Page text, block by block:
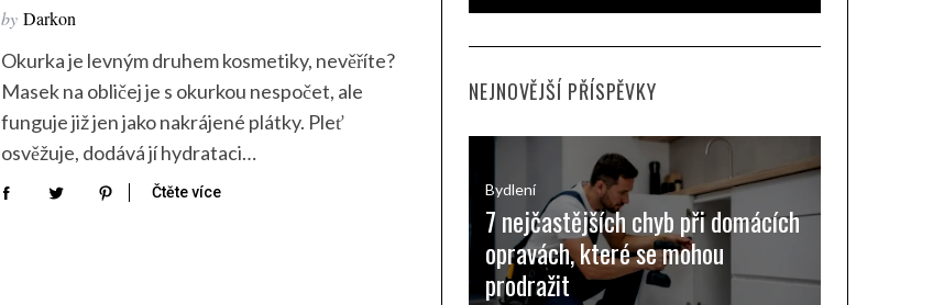
by Darkon
Okurka je levným druhem kosmetiky, nevěříte?
Masek na obličej je s okurkou nespočet, ale
funguje již jen jako nakrájené plátky. Pleť
osvěžuje, dodává jí hydrataci…
Čtěte více
c
A
C
NEJNOVĚJŠÍ PŘÍSPĚVKY
Bydlení
7 nejčastějších chyb při domácích
opravách, které se mohou
prodražit